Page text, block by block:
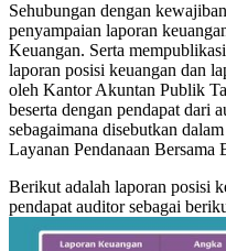
Sehubungan dengan
penyampaian laporan
Keuangan. Serta
laporan posisi keuangan dan
oleh Kantor Akuntan Publik
beserta dengan pendapat dari
sebagaimana disebutkan
Layanan Pendanaan
Berikut adalah laporan posisi
pendapat auditor sebagai